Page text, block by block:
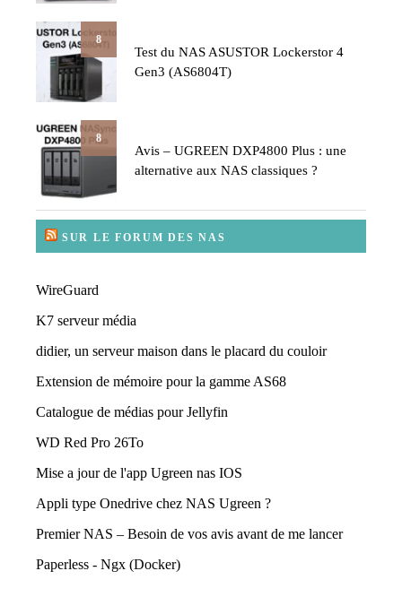
8
Test du NAS ASUSTOR Lockerstor 4
Gen3 (AS6804T)
8
Avis – UGREEN DXP4800 Plus : une
alternative aux NAS classiques ?
SUR LE FORUM DES NAS
WireGuard
K7 serveur média
didier, un serveur maison dans le placard du couloir
Extension de mémoire pour la gamme AS68
Catalogue de médias pour Jellyfin
WD Red Pro 26To
Mise a jour de l'app Ugreen nas IOS
Appli type Onedrive chez NAS Ugreen ?
Premier NAS – Besoin de vos avis avant de me lancer
Paperless - Ngx (Docker)